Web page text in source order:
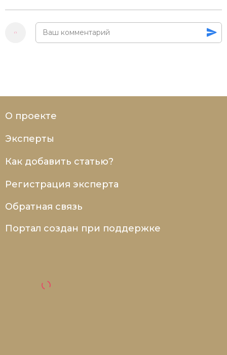
О проекте
Эксперты
Как добавить статью?
Регистрация эксперта
Обратная связь
Портал создан при поддержке